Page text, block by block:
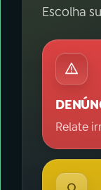
Escolha
Relate